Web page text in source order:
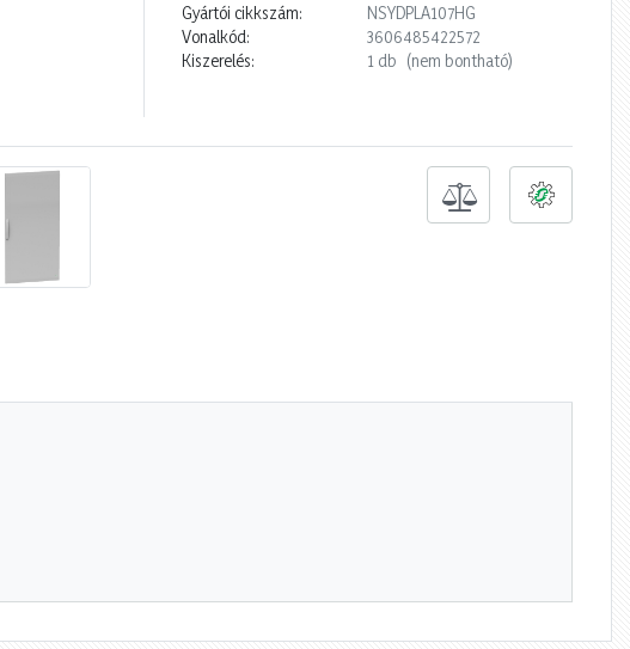
Gyártói cikkszám:
NSYDPLA107HG
Vonalkód:
3606485422572
Kiszerelés:
1 db (nem bontható)